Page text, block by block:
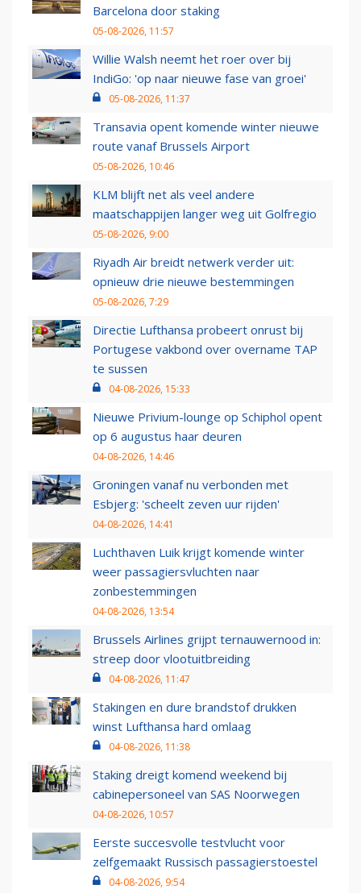
Barcelona door staking
05-08-2026, 11:57
Willie Walsh neemt het roer over bij
IndiGo: 'op naar nieuwe fase van groei'
05-08-2026, 11:37
Transavia opent komende winter nieuwe
route vanaf Brussels Airport
05-08-2026, 10:46
KLM blijft net als veel andere
maatschappijen langer weg uit Golfregio
05-08-2026, 9:00
Riyadh Air breidt netwerk verder uit:
opnieuw drie nieuwe bestemmingen
05-08-2026, 7:29
Directie Lufthansa probeert onrust bij
Portugese vakbond over overname TAP
te sussen
04-08-2026, 15:33
Nieuwe Privium-lounge op Schiphol opent
op 6 augustus haar deuren
04-08-2026, 14:46
Groningen vanaf nu verbonden met
Esbjerg: 'scheelt zeven uur rijden'
04-08-2026, 14:41
Luchthaven Luik krijgt komende winter
weer passagiersvluchten naar
zonbestemmingen
04-08-2026, 13:54
Brussels Airlines grijpt ternauwernood in:
streep door vlootuitbreiding
04-08-2026, 11:47
Stakingen en dure brandstof drukken
winst Lufthansa hard omlaag
04-08-2026, 11:38
Staking dreigt komend weekend bij
cabinepersoneel van SAS Noorwegen
04-08-2026, 10:57
Eerste succesvolle testvlucht voor
zelfgemaakt Russisch passagierstoestel
04-08-2026, 9:54